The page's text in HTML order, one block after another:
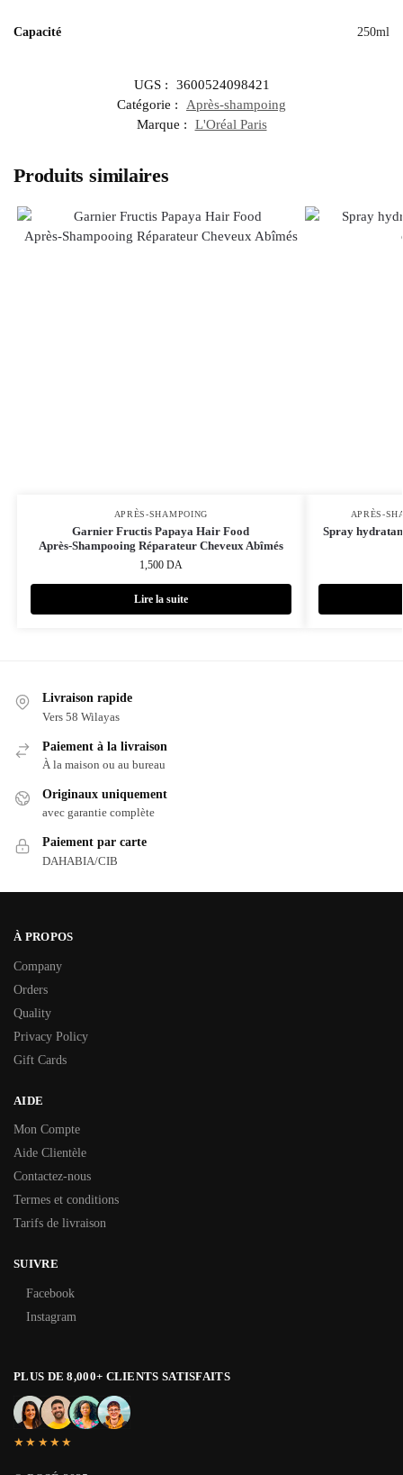
Capacité 250ml
UGS :
3600524098421
Catégorie :
Après-shampoing
Marque :
L'Oréal Paris
Produits similaires
APRÈS-SHAMPOING
Garnier Fructis Papaya Hair Food
Après‑Shampooing Réparateur Cheveux Abîmés
1,500 DA
Lire la suite
APRÈS-
Spray
Livraison rapide
Vers 58 Wilayas
Paiement à la livraison
À la maison ou au bureau
Originaux uniquement
avec garantie complète
Paiement par carte
DAHABIA/CIB
À PROPOS
Company
Orders
Quality
Privacy Policy
Gift Cards
AIDE
Mon Compte
Aide Clientèle
Contactez-nous
Termes et conditions
Tarifs de livraison
SUIVRE
Facebook
Instagram
PLUS DE 8,000+ CLIENTS SATISFAITS
★★★★★